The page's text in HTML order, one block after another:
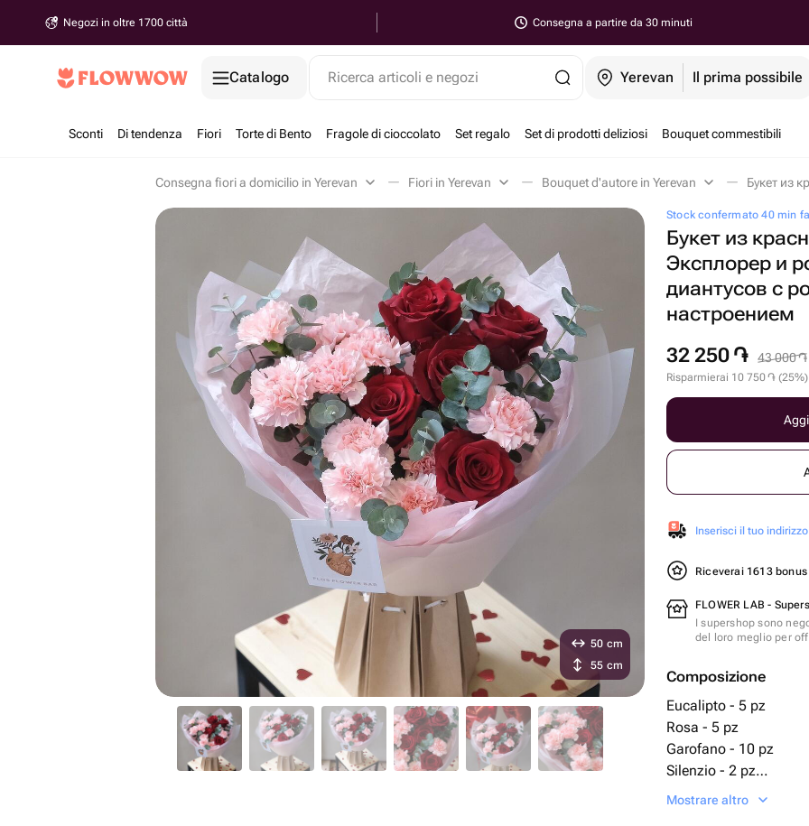
Negozi in oltre 1700 città Consegna a partire da 30 minuti
Catalogo Ricerca articoli e negozi Yerevan Il prima possibile
Sconti Di tendenza Fiori Torte di Bento Fragole di cioccolato Set regalo Set di prodotti deliziosi Bouquet commestibili
Consegna fiori a domicilio in Yerevan Fiori in Yerevan Bouquet d'autore in Yerevan
Stock confermato 40 min
Букет из
Эксплорер и
диантусов с
настроением
32 250 ֏ 43 000֏
Risparmierai 10 750֏ (25%)
Inserisci il tuo indirizzo
Riceverai 1613
FLOWER LAB -
I supershop sono
del loro meglio per
Composizione
Eucalipto - 5 pz
Rosa - 5 pz
Garofano - 10 pz
Silenzio - 2 pz
Nastro di raso - 1 pz
Mostrare altro
50 cm
55 cm